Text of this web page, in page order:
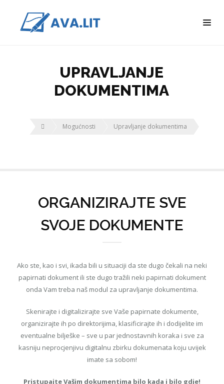
UPRAVLJANJE
DOKUMENTIMA
Mogućnosti Upravljanje dokumentima
ORGANIZIRAJTE SVE
SVOJE DOKUMENTE
Ako ste, kao i svi, ikada bili u situaciji da ste dugo čekali na neki
papirnati dokument ili ste dugo tražili neki papirnati dokument
onda Vam treba naš modul za upravljanje dokumentima.
Skenirajte i digitalizirajte sve Vaše papirnate dokumente,
organizirajte ih po direktorijima, klasificirajte ih i dodijelite im
eventualne bilješke – sve u par jednostavnih koraka i sve za
kasniju neprocjenjivu digitalnu zbirku dokumenata koju uvijek
imate sa sobom!
Pristupajte Vašim dokumentima bilo kada i bilo gdje!